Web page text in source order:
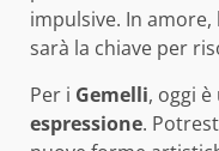
impulsive. In
sarà la chiave per
Per i Gemelli, oggi
espressione.